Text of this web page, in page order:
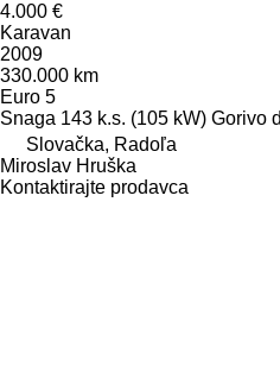
4.000 €
Karavan
2009
330.000 km
Euro 5
Snaga 143 k.s. (105 kW) Gorivo
Slovačka, Radoľa
Miroslav Hruška
Kontaktirajte prodavca